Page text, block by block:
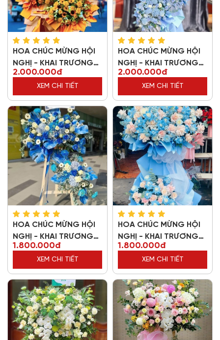
HOA CHÚC MỪNG HỘI
NGHỊ - KHAI TRƯƠNG
60849
2.000.000đ
XEM CHI TIẾT
HOA CHÚC MỪNG HỘI
NGHỊ - KHAI TRƯƠNG
20626
2.000.000đ
XEM CHI TIẾT
HOA CHÚC MỪNG HỘI
NGHỊ - KHAI TRƯƠNG
85325
1.800.000đ
XEM CHI TIẾT
HOA CHÚC MỪNG HỘI
NGHỊ - KHAI TRƯƠNG
49197
1.800.000đ
XEM CHI TIẾT